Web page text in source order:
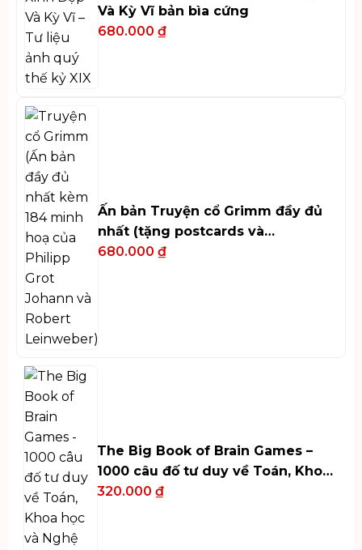
Và Kỳ Vĩ bản bìa cứng
680.000 ₫
Ấn bản Truyện cổ Grimm đầy đủ
nhất (tặng postcards và
bookmark)
680.000 ₫
The Big Book of Brain Games –
1000 câu đố tư duy về Toán, Khoa
học và Nghệ thuật
320.000 ₫